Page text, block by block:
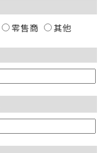
零售商 其他